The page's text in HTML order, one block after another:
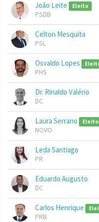
João Leite Eleito
PSDB
Celton Mesquita
PSL
Osvaldo Lopes
PHS
Dr. Rinaldo Valério
DC
Laura Serrano Eleito
NOVO
Leda Santiago
PR
Eduardo Augusto
DC
Carlos Henrique
PRB